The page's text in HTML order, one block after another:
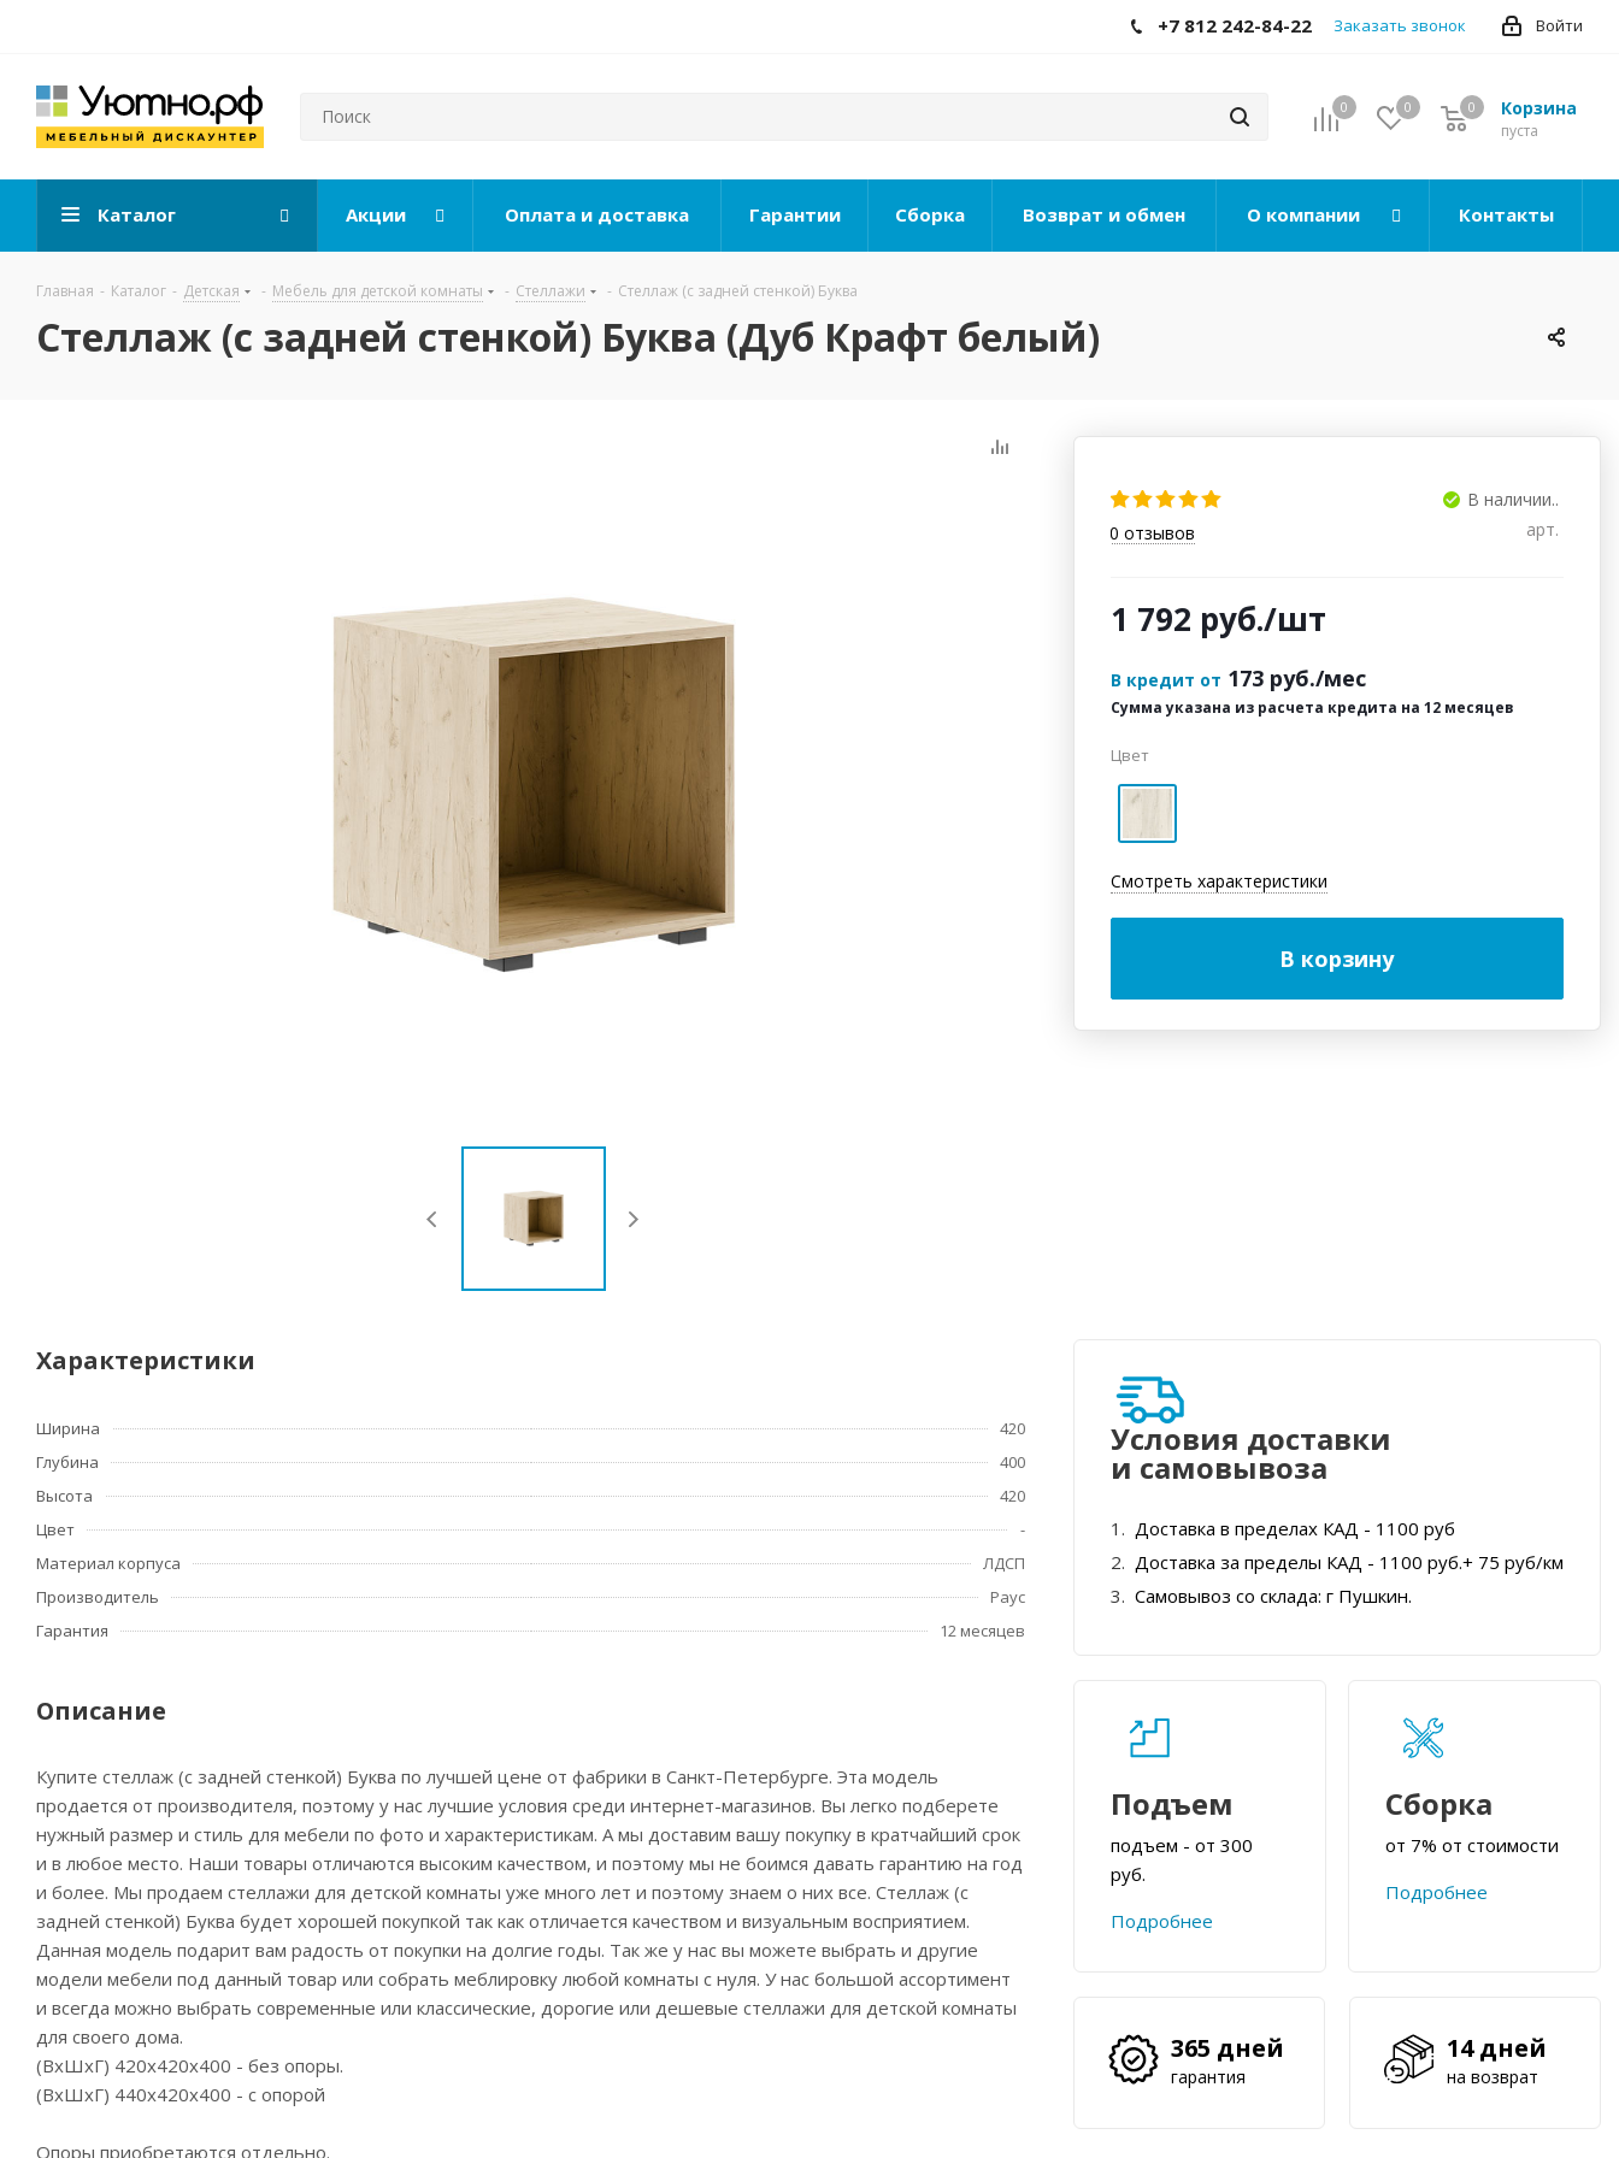
Войти
+7 812 242-84-22 Заказать звонок
0 0 Корзина
0
пуста
0
Каталог Акции Оплата и доставка Гарантии Сборка Возврат и обмен О компании Контакты
Главная - Каталог - Детская - Мебель для детской комнаты - Стеллажи - Стеллаж (с задней стенкой) Буква
Стеллаж (с задней стенкой) Буква (Дуб Крафт белый)
0 отзывов
В наличии..
арт.
1 792 руб./шт
В кредит от 173 руб./мес
Сумма указана из расчета кредита на 12 месяцев
Цвет
Смотреть характеристики
В корзину
Характеристики
Ширина
420
Глубина
400
Высота
420
Цвет
-
Материал корпуса
ЛДСП
Производитель
Раус
Гарантия
12 месяцев
Описание
Купите стеллаж (с задней стенкой) Буква по лучшей цене от фабрики в Санкт-Петербурге. Эта модель
продается от производителя, поэтому у нас лучшие условия среди интернет-магазинов. Вы легко подберете
нужный размер и стиль для мебели по фото и характеристикам. А мы доставим вашу покупку в кратчайший срок
и в любое место. Наши товары отличаются высоким качеством, и поэтому мы не боимся давать гарантию на год
и более. Мы продаем стеллажи для детской комнаты уже много лет и поэтому знаем о них все. Стеллаж (с
задней стенкой) Буква будет хорошей покупкой так как отличается качеством и визуальным восприятием.
Данная модель подарит вам радость от покупки на долгие годы. Так же у нас вы можете выбрать и другие
модели мебели под данный товар или собрать меблировку любой комнаты с нуля. У нас большой ассортимент
и всегда можно выбрать современные или классические, дорогие или дешевые стеллажи для детской комнаты
для своего дома.
(ВхШхГ) 420х420х400 - без опоры.
(ВхШхГ) 440х420х400 - с опорой
Опоры приобретаются отдельно.
Условия доставки
и самовывоза
Доставка в пределах КАД - 1100 руб
Доставка за пределы КАД - 1100 руб.+ 75 руб/км
Самовывоз со склада: г Пушкин.
Подъем
подъем - от 300
руб.
Подробнее
Сборка
от 7% от стоимости
Подробнее
365 дней
гарантия
14 дней
на возврат